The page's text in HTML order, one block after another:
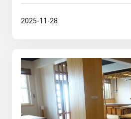
2025-11-28